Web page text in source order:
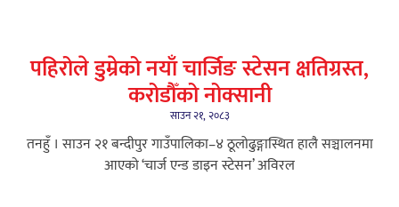
पहिरोले डुम्रेको नयाँ चार्जिङ स्टेसन क्षतिग्रस्त,
करोडौँको नोक्सानी
साउन २१, २०८३
तनहुँ । साउन २१ बन्दीपुर गाउँपालिका–४ ठूलोढुङ्गास्थित हालै सञ्चालनमा
आएको ‘चार्ज एन्ड डाइन स्टेसन’ अविरल